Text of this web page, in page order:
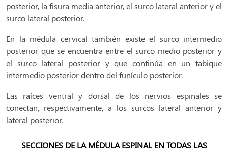
posterior, la fisura media anterior, el surco lateral anterior y el
surco lateral posterior.
En la médula cervical también existe el surco intermedio
posterior que se encuentra entre el surco medio posterior y
el surco lateral posterior y que continúa en un tabique
intermedio posterior dentro del funículo posterior.
Las raíces ventral y dorsal de los nervios espinales se
conectan, respectivamente, a los surcos lateral anterior y
lateral posterior.
SECCIONES DE LA MÉDULA ESPINAL EN TODAS LAS